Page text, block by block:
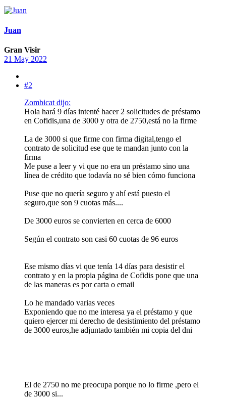
Juan
Gran Visir
21 May 2022
#2
Zombicat dijo:
Hola hará 9 días intenté hacer 2 solicitudes de préstamo
en Cofidis,una de 3000 y otra de 2750,está no la firme
La de 3000 si que firme con firma digital,tengo el
contrato de solicitud ese que te mandan junto con la
firma
Me puse a leer y vi que no era un préstamo sino una
línea de crédito que todavía no sé bien cómo funciona
Puse que no quería seguro y ahí está puesto el
seguro,que son 9 cuotas más....
De 3000 euros se convierten en cerca de 6000
Según el contrato son casi 60 cuotas de 96 euros
Ese mismo días vi que tenía 14 días para desistir el
contrato y en la propia página de Cofidis pone que una
de las maneras es por carta o email
Lo he mandado varias veces
Exponiendo que no me interesa ya el préstamo y que
quiero ejercer mi derecho de desistimiento del préstamo
de 3000 euros,he adjuntado también mi copia del dni
El de 2750 no me preocupa porque no lo firme ,pero el
de 3000 si...